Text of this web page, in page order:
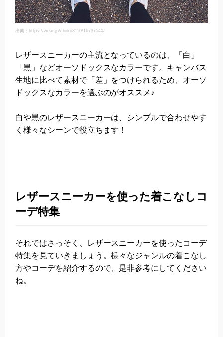
出典：https://wear.jp/chiiko3110/16737540/
レザースニーカーの主流となっているのは、「白」
「黒」などオーソドックスなカラーです。キャンバス
生地に比べて素材で「差」をつけられるため、オーソ
ドックスなカラーを選ぶのがオススメ♪
白や黒のレザースニーカーは、シンプルで合わせやす
く様々なシーンで役立ちます！
レザースニーカーを使った着こなしコ
ーデ特集
それではさっそく、レザースニーカーを使ったコーデ
特集を見ていきましょう。様々なジャンルの着こなし
方やコーデを紹介するので、是非参考にしてください
ね。